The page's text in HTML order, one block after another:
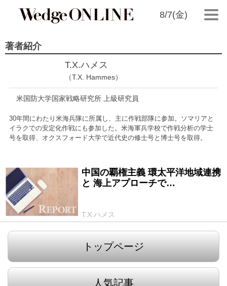
8/7(金)
著者紹介
T.X.ハメス
（T.X. Hammes）
米国防大学国家戦略研究所 上級研究員
30年間にわたり米海兵隊に所属し、主に作戦部隊に参加。ソマリアと
イラクでの安定化作戦にも参加した。米海軍兵学校で作戦分析の学士
号を取得、オクスフォード大学で近代史の修士号と博士号を取得。
2013/05/23
中国の覇権主義 環太平洋地域連携
と 海上アプローチで…
T.X.ハメス
トップページ
人気記事